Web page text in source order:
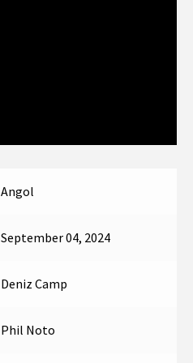
Angol
September 04, 2024
Deniz Camp
Phil Noto